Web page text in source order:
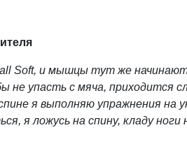
Soft, и мышцы тут же
не упасть с мяча, приходится
я выполняю упражнения на
я ложусь на спину, кладу